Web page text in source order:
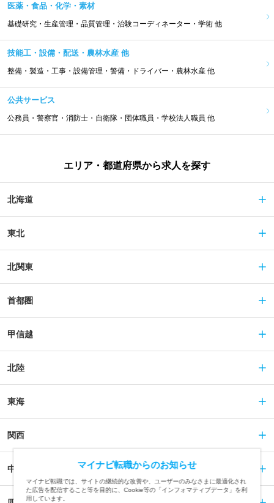
医薬・食品・化学・素材
基礎研究・生産管理・品質管理・治験コーディネーター・学術 他
技能工・設備・配送・農林水産 他
整備・製造・工事・設備管理・警備・ドライバー・農林水産 他
公共サービス
公務員・警察官・消防士・自衛隊・団体職員・学校法人職員 他
エリア・都道府県から求人を探す
北海道
東北
北関東
首都圏
甲信越
北陸
東海
関西
中国 マイナビ転職からのお知らせ
マイナビ転職では、サイトの継続的な改善や、ユーザーのみなさまに最適化され
た広告を配信すること等を目的に、Cookie等の「インフォマティブデータ」を利
用しています。